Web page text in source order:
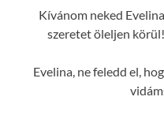
Kívánom neked
szeretet öleljen
Evelina, ne feledd el,